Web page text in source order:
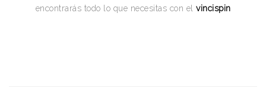
encontrarás todo lo que necesitas con el vincispin